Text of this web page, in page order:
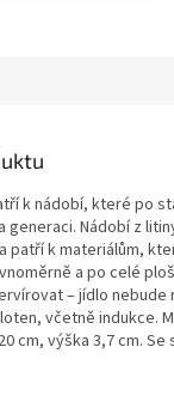
k nádobí, které po
generaci. Nádobí z
patří k materiálům,
a po celé
– jídlo nebude
včetně indukce.
cm, výška 3,7 cm.